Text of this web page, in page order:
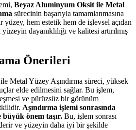
Beyaz Aluminyum Oksit ile Metal
sürecinin başarıyla tamamlanmasına
yüzey, hem estetik hem de işlevsel açıdan
dayanıklılığı ve kalitesi artırılmış
Önerileri
Metal Yüzey Aşındırma süreci, yüksek
elde edilmesini sağlar. Bu işlem,
ve pürüzsüz bir görünüm
Aşındırma işlemi sonrasında
büyük önem taşır. Bu, işlem sonrası
ve yüzeyin daha iyi bir şekilde